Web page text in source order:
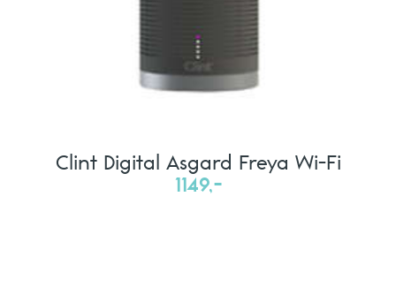
Clint Digital Asgard Freya Wi-Fi
1149,-